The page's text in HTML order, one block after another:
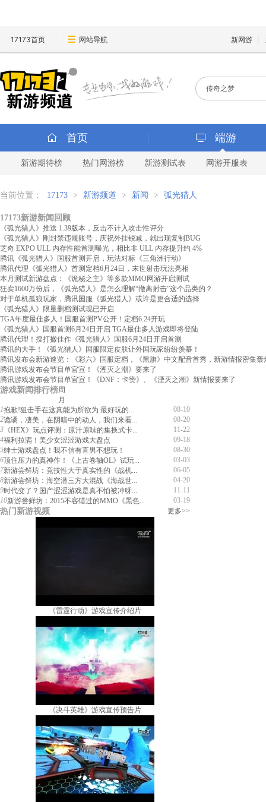
17173首页 网站导航 新网游
首页 端游
新游期待榜 热门网游榜 新游测试表 网游开服表
当前位置： 17173 > 新游频道 > 新闻 > 弧光猎人
17173新游新闻回顾
《弧光猎人》推送 1.39版本，反击不计入攻击性评分
《弧光猎人》刚封禁违规账号，庆祝外挂锐减，就出现复制BUG
芝奇 EXPO ULL 内存性能首测曝光，相比非 ULL 内存提升约 4%
腾讯《弧光猎人》国服首测开启，玩法对标《三角洲行动》
腾讯代理《弧光猎人》首测定档6月24日，末世射击玩法亮相
本月测试新游盘点：《诡秘之主》等多款MMO网游开启测试
狂卖1600万份后，《弧光猎人》是怎么理解“撤离射击”这个品类的？
对于单机孤狼玩家，腾讯国服《弧光猎人》或许是更合适的选择
《弧光猎人》限量删档测试现已开启
TGA年度最佳多人！国服首测PV公开！定档6.24开玩
《弧光猎人》国服首测6月24日开启 TGA最佳多人游戏即将登陆
腾讯代理！搜打撤佳作《弧光猎人》国服6月24日开启首测
腾讯的大手！《弧光猎人》国服限定皮肤让外国玩家纷纷羡慕！
腾讯发布会新游速览：《彩六》国服定档，《黑旗》中文配音首秀，新游情报密集轰
腾讯游戏发布会节目单官宣！《湮灭之潮》要来了
腾讯游戏发布会节目单官宣！《DNF：卡赞》、《湮灭之潮》新情报要来了
游戏新闻排行榜周
月
1
08-10
抱歉!狙击手在这真能为所欲为 最好玩的...
2
08-20
诡谲，凄美，在阴暗中的动人，我们来看...
3
11-22
《HEX》玩点评测：原汁原味的集换式卡...
4
09-18
福利拉满！美少女涩涩游戏大盘点
5
08-30
绅士游戏盘点！我不信有直男不想玩！
6
03-03
顶住压力的真神作！《上古卷轴OL》试玩...
7
06-05
新游尝鲜坊：竞技性大于真实性的《战机...
8
04-20
新游尝鲜坊：海空潜三方大混战《海战世...
9
11-11
时代变了？国产涩涩游戏是真不怕被冲呀...
10
03-19
新游尝鲜坊：2015不容错过的MMO《黑色...
热门新游视频 更多>>
《雷霆行动》游戏宣传介绍片
《决斗英雄》游戏宣传预告片